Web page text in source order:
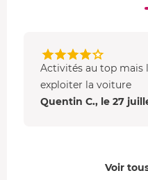
Activités au top mais
exploiter la voiture
Quentin C., le 27
Voir